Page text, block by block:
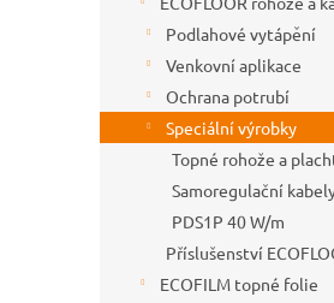
n
e
Podlahové vytápění
Venkovní aplikace
Ochrana potrubí
Speciální výrobky
Topné rohože a
Samoregulační
PDS1P 40 W/m
Příslušenství
ECOFILM topné folie